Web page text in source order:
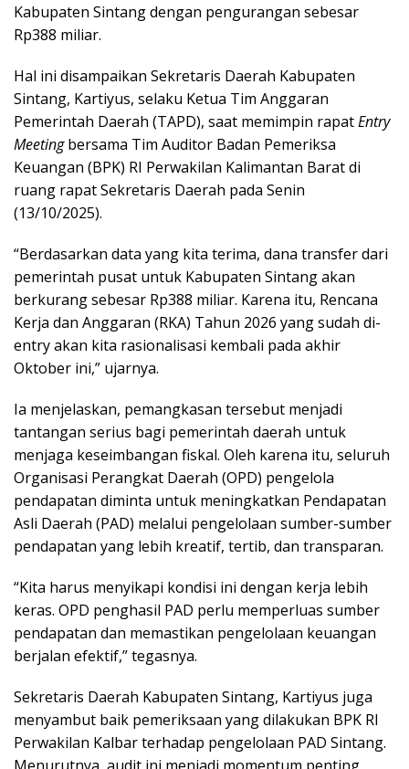
Kabupaten Sintang dengan pengurangan sebesar
Rp388 miliar.
Hal ini disampaikan Sekretaris Daerah Kabupaten
Sintang, Kartiyus, selaku Ketua Tim Anggaran
Pemerintah Daerah (TAPD), saat memimpin rapatEntry
Meetingbersama Tim Auditor Badan Pemeriksa
Keuangan (BPK) RI Perwakilan Kalimantan Barat di
ruang rapat Sekretaris Daerah pada Senin
(13/10/2025).
“Berdasarkan data yang kita terima, dana transfer dari
pemerintah pusat untuk Kabupaten Sintang akan
berkurang sebesar Rp388 miliar. Karena itu, Rencana
Kerja dan Anggaran (RKA) Tahun 2026 yang sudah di-
entry akan kita rasionalisasi kembali pada akhir
Oktober ini,” ujarnya.
Ia menjelaskan, pemangkasan tersebut menjadi
tantangan serius bagi pemerintah daerah untuk
menjaga keseimbangan fiskal. Oleh karena itu, seluruh
Organisasi Perangkat Daerah (OPD) pengelola
pendapatan diminta untuk meningkatkan Pendapatan
Asli Daerah (PAD) melalui pengelolaan sumber-sumber
pendapatan yang lebih kreatif, tertib, dan transparan.
“Kita harus menyikapi kondisi ini dengan kerja lebih
keras. OPD penghasil PAD perlu memperluas sumber
pendapatan dan memastikan pengelolaan keuangan
berjalan efektif,” tegasnya.
Sekretaris Daerah Kabupaten Sintang, Kartiyus juga
menyambut baik pemeriksaan yang dilakukan BPK RI
Perwakilan Kalbar terhadap pengelolaan PAD Sintang.